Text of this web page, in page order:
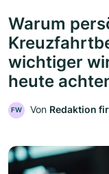
Warum
wichtiger
heute
FW Von Redaktion